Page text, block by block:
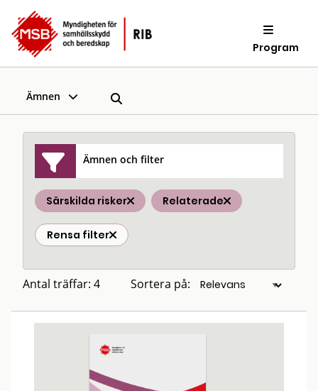
Program
Ämnen
Ämnen och filter
Särskilda risker Relaterade
Rensa filter
Antal träffar: 4 Sortera på: